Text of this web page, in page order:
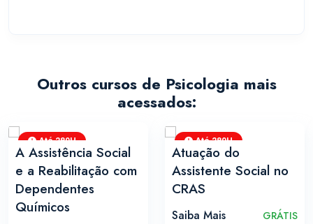
Outros cursos de Psicologia mais
acessados:
Até 280H
A Assistência Social
e a Reabilitação com
Dependentes
Químicos
Até 280H
Atuação do
Assistente Social no
CRAS
Saiba Mais GRÁTIS